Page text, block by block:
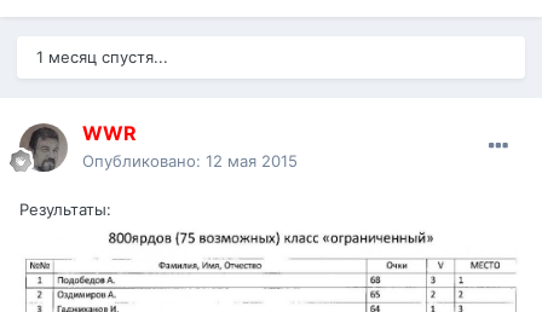
1 месяц спустя...
WWR
Опубликовано: 12 мая 2015
Результаты: